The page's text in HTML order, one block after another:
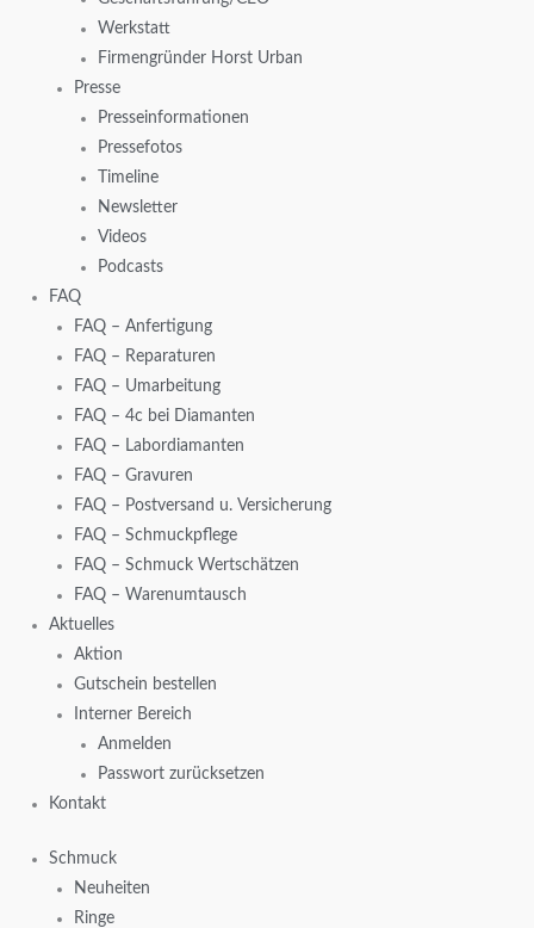
Werkstatt
Firmengründer Horst Urban
Presse
Presseinformationen
Pressefotos
Timeline
Newsletter
Videos
Podcasts
FAQ
FAQ – Anfertigung
FAQ – Reparaturen
FAQ – Umarbeitung
FAQ – 4c bei Diamanten
FAQ – Labordiamanten
FAQ – Gravuren
FAQ – Postversand u. Versicherung
FAQ – Schmuckpflege
FAQ – Schmuck Wertschätzen
FAQ – Warenumtausch
Aktuelles
Aktion
Gutschein bestellen
Interner Bereich
Anmelden
Passwort zurücksetzen
Kontakt
Schmuck
Neuheiten
Ringe